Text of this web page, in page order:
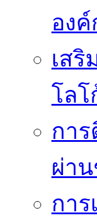
อง
เส
โลโ
การ
ผ่า
กา